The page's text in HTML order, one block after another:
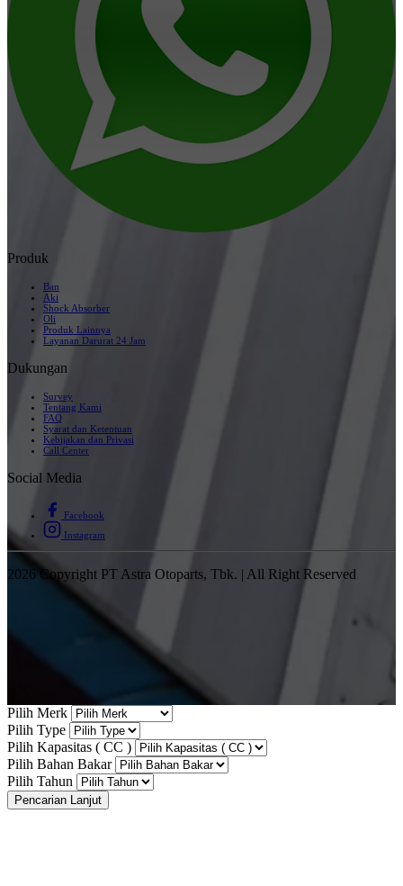
Produk
Ban
Aki
Shock Absorber
Oli
Produk Lainnya
Layanan Darurat 24 Jam
Dukungan
Survey
Tentang Kami
FAQ
Syarat dan Ketentuan
Kebijakan dan Privasi
Call Center
Social Media
Facebook
Instagram
2026 Copyright PT Astra Otoparts, Tbk. | All Right Reserved
Pilih Merk
Pilih Type
Pilih Kapasitas ( CC )
Pilih Bahan Bakar
Pilih Tahun
Pencarian Lanjut